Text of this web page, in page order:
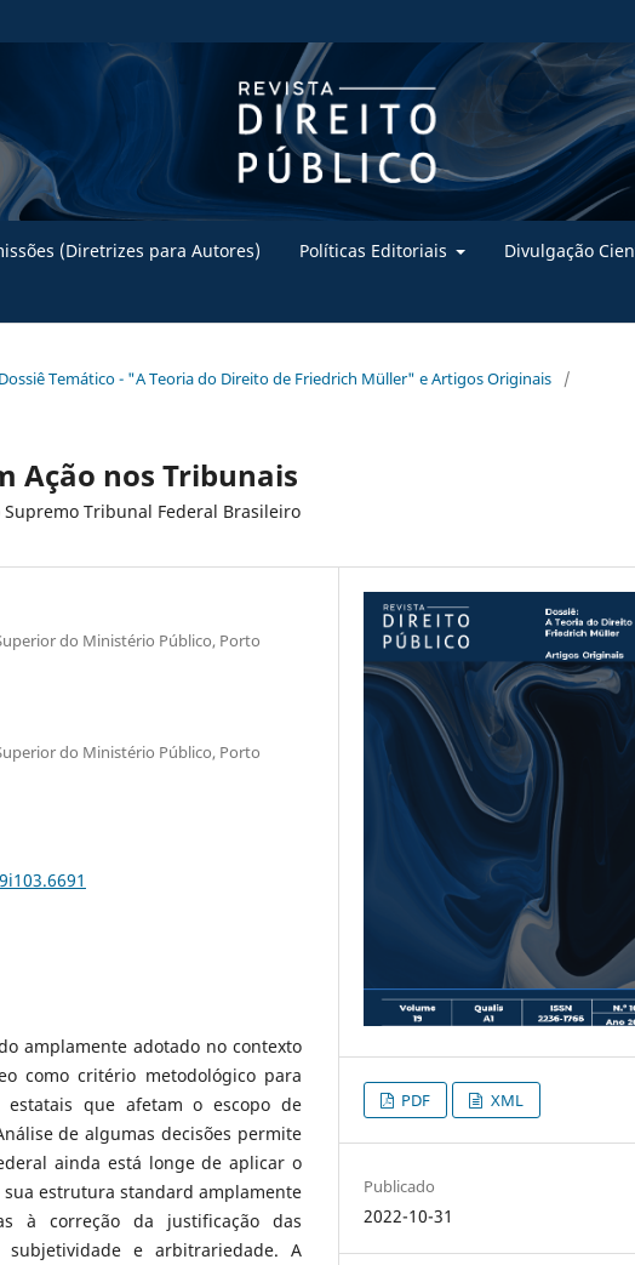
(Diretrizes para Autores) Políticas Editoriais Divulgação
Temático - "A Teoria do Direito de Friedrich Müller" e Artigos Originais
/
Ação nos Tribunais
Tribunal Federal Brasileiro
do Ministério Público, Porto
do Ministério Público, Porto
amplamente adotado no contexto
como critério metodológico para
que afetam o escopo de
de algumas decisões permite
ainda está longe de aplicar o
estrutura standard amplamente
à correção da justificação das
subjetividade e arbitrariedade. A
PDF XML
Publicado
2022-10-31